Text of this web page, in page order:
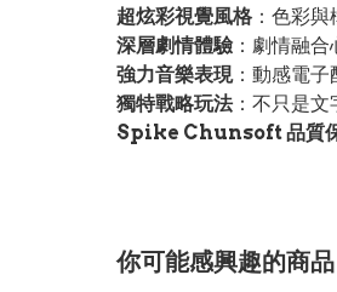
超炫彩視覺風格 ：色彩
深層劇情體驗 ：劇情融
強力音樂表現：動感電子
獨特戰略玩法：不只是文
Spike Chunsoft 品質
你可能感興趣的商品